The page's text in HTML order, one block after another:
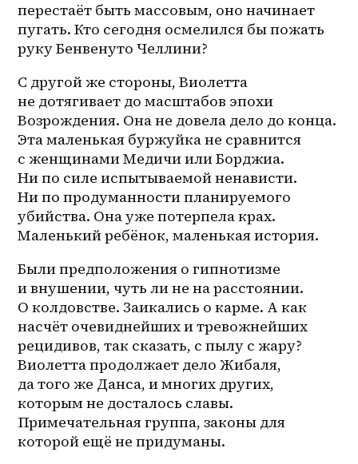
перестаёт быть массовым, оно начинает
пугать. Кто сегодня осмелился бы пожать
руку Бенвенуто Челлини?
С другой же стороны, Виолетта
не дотягивает до масштабов эпохи
Возрождения. Она не довела дело до конца.
Эта маленькая буржуйка не сравнится
с женщинами Медичи или Борджиа.
Ни по силе испытываемой ненависти.
Ни по продуманности планируемого
убийства. Она уже потерпела крах.
Маленький ребёнок, маленькая история.
Были предположения о гипнотизме
и внушении, чуть ли не на расстоянии.
О колдовстве. Заикались о карме. А как
насчёт очевиднейших и тревожнейших
рецидивов, так сказать, с пылу с жару?
Виолетта продолжает дело Жибаля,
да того же Данса, и многих других,
которым не досталось славы.
Примечательная группа, законы для
которой ещё не придуманы.